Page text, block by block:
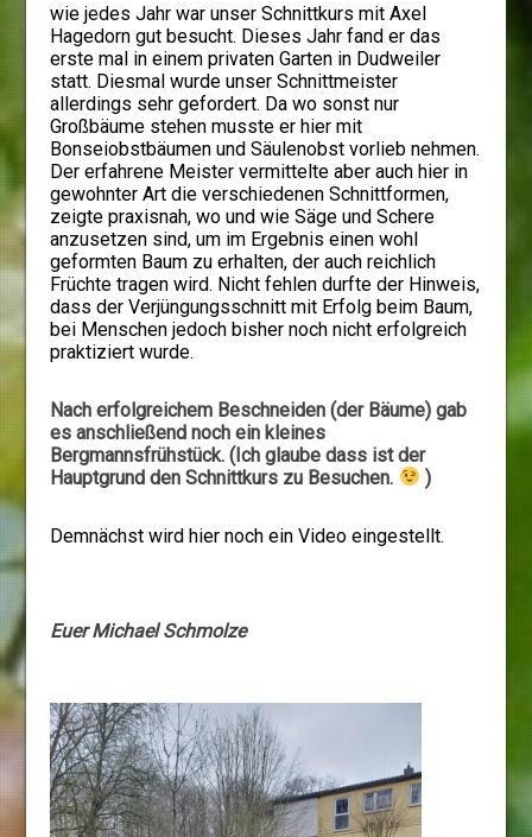
wie jedes Jahr war unser Schnittkurs mit Axel
Hagedorn gut besucht. Dieses Jahr fand er das
erste mal in einem privaten Garten in Dudweiler
statt. Diesmal wurde unser Schnittmeister
allerdings sehr gefordert. Da wo sonst nur
Großbäume stehen musste er hier mit
Bonseiobstbäumen und Säulenobst vorlieb nehmen.
Der erfahrene Meister vermittelte aber auch hier in
gewohnter Art die verschiedenen Schnittformen,
zeigte praxisnah, wo und wie Säge und Schere
anzusetzen sind, um im Ergebnis einen wohl
geformten Baum zu erhalten, der auch reichlich
Früchte tragen wird. Nicht fehlen durfte der Hinweis,
dass der Verjüngungsschnitt mit Erfolg beim Baum,
bei Menschen jedoch bisher noch nicht erfolgreich
praktiziert wurde.
Nach erfolgreichem Beschneiden (der Bäume) gab
es anschließend noch ein kleines
Bergmannsfrühstück. (Ich glaube dass ist der
Hauptgrund den Schnittkurs zu Besuchen.
)
Demnächst wird hier noch ein Video eingestellt.
Euer Michael Schmolze